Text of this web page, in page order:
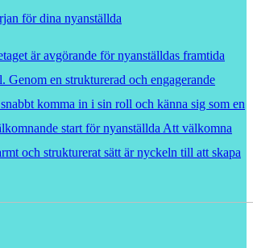
för dina nyanställda
är avgörande för nyanställdas framtida
Genom en strukturerad och engagerande
komma in i sin roll och känna sig som en
start för nyanställda Att välkomna
och strukturerat sätt är nyckeln till att skapa